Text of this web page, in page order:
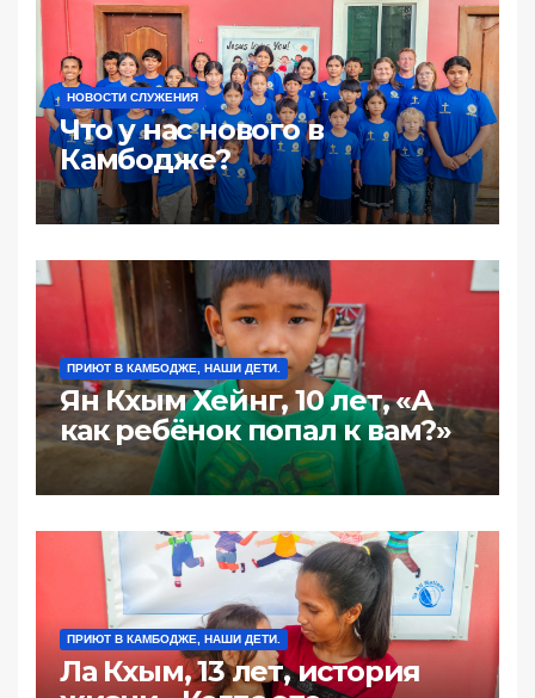
НОВОСТИ СЛУЖЕНИЯ
Что у нас нового в
Камбодже?
ПРИЮТ В КАМБОДЖЕ, НАШИ ДЕТИ.
Ян Кхым Хейнг, 10 лет, «А
как ребёнок попал к вам?»
ПРИЮТ В КАМБОДЖЕ, НАШИ ДЕТИ.
Ла Кхым, 13 лет, история